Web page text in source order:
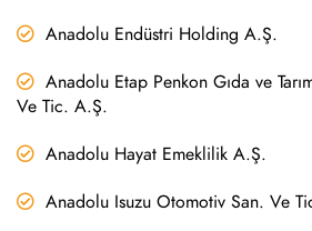
Anadolu Endüstri Holding A.Ş.
Anadolu Etap Penkon Gıda ve
Ve Tic. A.Ş.
Anadolu Hayat Emeklilik A.Ş.
Anadolu Isuzu Otomotiv San. Ve